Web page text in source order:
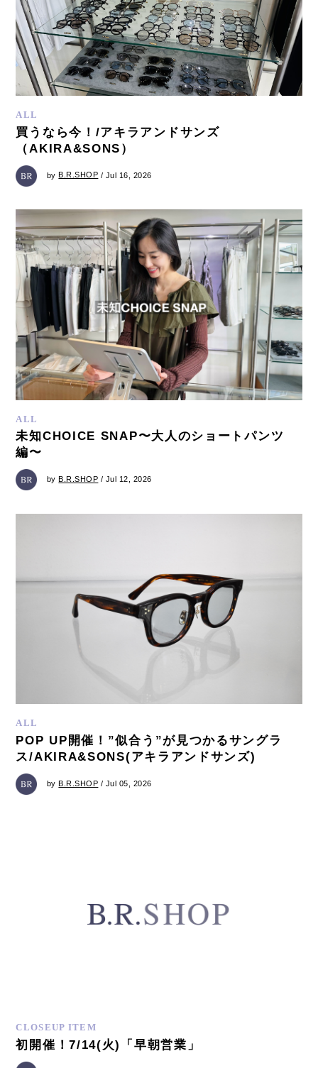
ALL
買うなら今！/アキラアンドサンズ
（AKIRA&SONS）
by B.R.SHOP / Jul 16, 2026
ALL
未知CHOICE SNAP〜大人のショートパンツ
編〜
byB.R.SHOP / Jul 12, 2026
ALL
POP UP開催！”似合う”が見つかるサングラ
ス/AKIRA&SONS(アキラアンドサンズ)
byB.R.SHOP / Jul 05, 2026
CLOSEUP ITEM
初開催！7/14(火)「早朝営業」